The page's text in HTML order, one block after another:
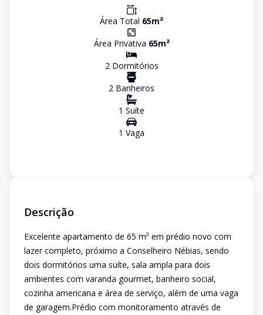
Área Total 65m²
Área Privativa 65m²
2Dormitórios
2 Banheiros
1 Suíte
1 Vaga
Descrição
Excelente apartamento de 65 m² em prédio novo com
lazer completo, próximo a Conselheiro Nébias, sendo
dois dormitórios uma suíte, sala ampla para dois
ambientes com varanda gourmet, banheiro social,
cozinha americana e área de serviço, além de uma vaga
de garagem.Prédio com monitoramento através de